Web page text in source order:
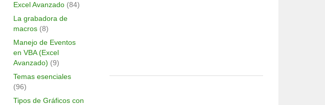
Excel Avanzado(84)
La grabadora de
macros(8)
Manejo de Eventos
en VBA (Excel
Avanzado) (9)
Temas esenciales
(96)
Tipos de Gráficos con